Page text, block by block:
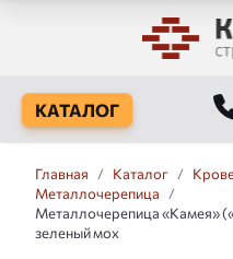
КАТАЛОГ
Главная / Каталог /
Металлочерепица
/
Металлочерепица «Камея»
зеленый мох